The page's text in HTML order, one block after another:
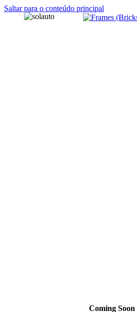
Saltar para o conteúdo principal
Coming Soon